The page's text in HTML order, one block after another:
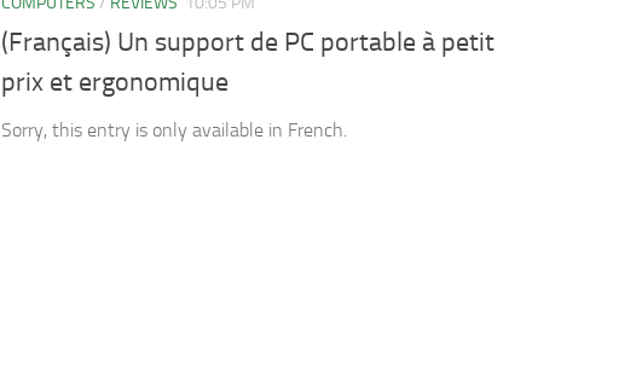
(Français) Un support de PC portable à petit
prix et ergonomique
Sorry, this entry is only available in French.